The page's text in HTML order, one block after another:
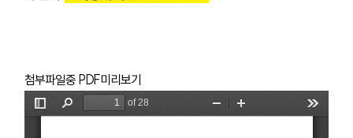
첨부파일중 PDF미리보기